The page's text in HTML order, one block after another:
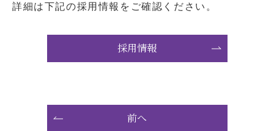
詳細は下記の採用情報をご確認ください。
採用情報
前へ